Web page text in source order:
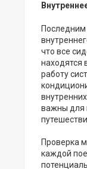
Последним
что все
находятся
работу
важны для
Проверка
каждой